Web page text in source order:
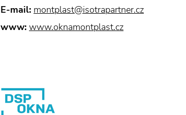
E-mail: montplast@isotrapartner.cz
www: www.oknamontplast.cz